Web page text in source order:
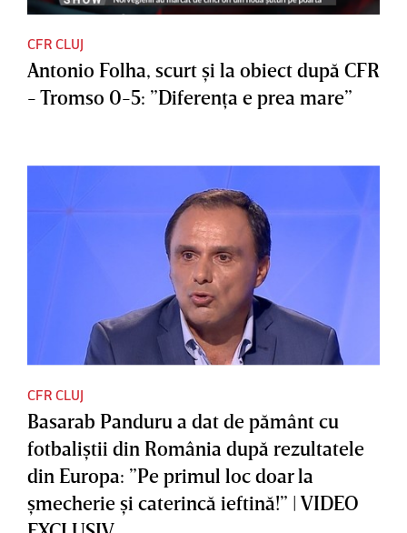
CFR CLUJ
Antonio Folha, scurt şi la obiect după CFR
- Tromso 0-5: ”Diferenţa e prea mare”
CFR CLUJ
Basarab Panduru a dat de pământ cu
fotbaliştii din România după rezultatele
din Europa: ”Pe primul loc doar la
şmecherie şi caterincă ieftină!” | VIDEO